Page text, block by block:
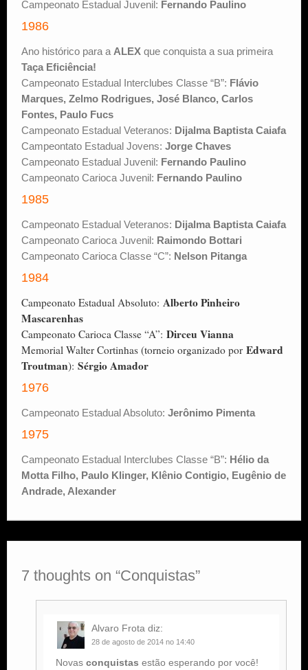
Campeonato Estadual Juvenil: Fernando Paulino
1986
Ano histórico para a ALEX que conquista a sua primeira
Taça Eficiência!
Campeonato Estadual Interclubes Classe “B”: Flávio
Marques, Zelmo Rodrigues, José Blanco, Carlos
Fontes, Paulo Fucs
Campeonato Estadual Veteranos: Dijalma Baptista Caiafa
Campeontato Estadual Jovens: Jorge Chaves
Campeonato Estadual Juvenil: Fernando Paulino
Campeonato Carioca Juvenil: Fernando Paulino
1985
Campeonato Estadual Veteranos: Dijalma Baptista Caiafa
Campeonato Carioca Juvenil: Raimondo Bottari
Campeonato Carioca Classe “C”: Nelson Pitanga
1984
Campeonato Estadual Absoluto: Alberto Pinheiro
Mascarenhas
Campeonato Carioca Classe “A”: Dirceu Vianna
Memorial Walter Cortinhas (torneio organizado por Edward
Troutman): Sérgio Amador
1976
Campeonato Estadual Absoluto: Jerônimo Pimenta
1975
Campeonato Estadual Interclubes Classe “B”: Hélio da
Motta Filho, Paulo Klinger, Klênio Contigio, Eugênio de
Andrade, Alexander
7 thoughts on “Conquistas”
Alvaro Frota diz:
28 de agosto de 2014 no 14:40
Novas conquistas estão esperando por você!